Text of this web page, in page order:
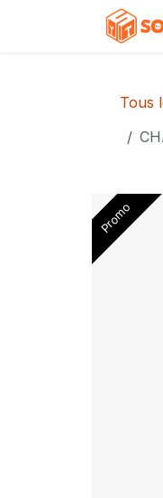
Se rendre au contenu
Tous
Promo